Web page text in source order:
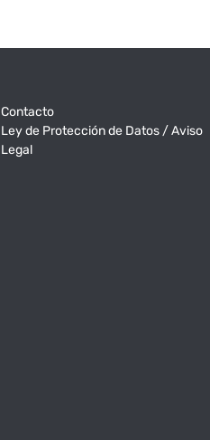
de
entradas
Contacto
Ley de Protección de Datos / Aviso
Legal